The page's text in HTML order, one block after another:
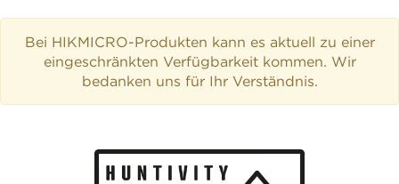
Bei HIKMICRO-Produkten kann es aktuell zu einer
eingeschränkten Verfügbarkeit kommen. Wir
bedanken uns für Ihr Verständnis.